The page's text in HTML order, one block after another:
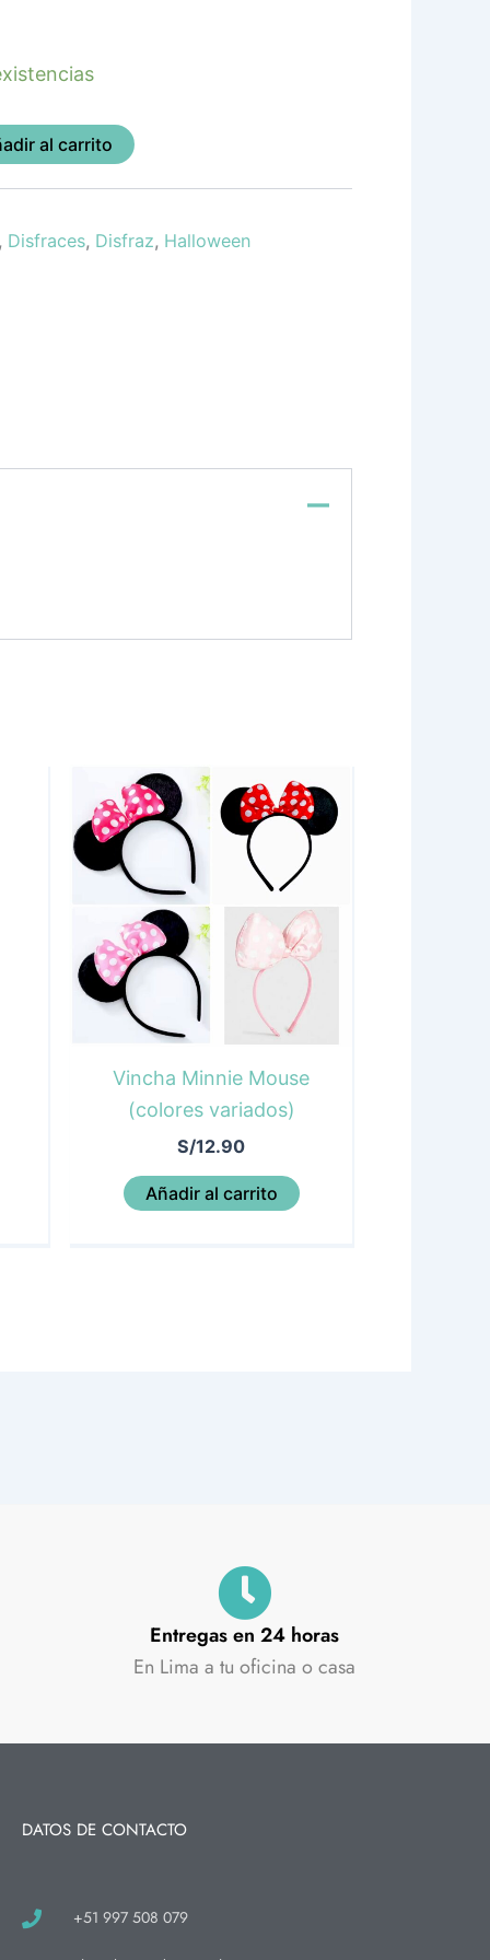
al carrito
Disfraces, Disfraz, Halloween
Vincha Minnie Mouse
(colores variados)
S/12.90
Añadir al carrito
Entregas en 24 horas
En Lima a tu oficina o casa
DATOS DE CONTACTO
+51 997 508 079